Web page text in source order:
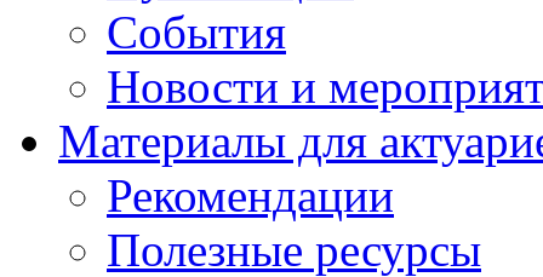
События
Новости и
Материалы для
Рекомендации
Полезные ресурсы